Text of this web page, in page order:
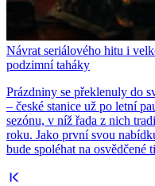
Návrat seriálového hitu i
podzimní taháky
Prázdniny se překlenuly do
– české stanice už po letní
sezónu, v níž řada z nich
roku. Jako první svou
bude spoléhat na osvědčené